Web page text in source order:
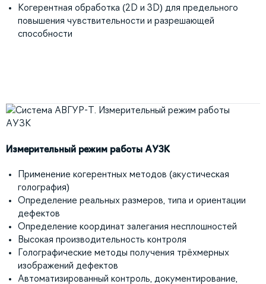
Когерентная обработка (2D и 3D) для предельного
повышения чувствительности и разрешающей
способности
Измерительный режим работы АУЗК
Применение когерентных методов (акустическая
голография)
Определение реальных размеров, типа и ориентации
дефектов
Определение координат залегания несплошностей
Высокая производительность контроля
Голографические методы получения трёхмерных
изображений дефектов
Автоматизированный контроль, документирование,